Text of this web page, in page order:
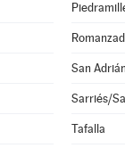
San Adrián
Sarriés/
Tafalla